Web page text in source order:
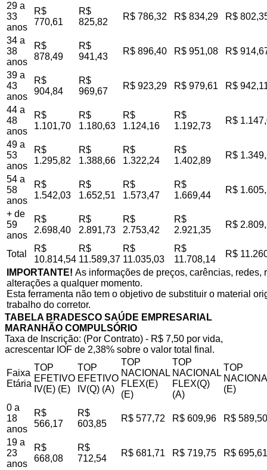
29 a
33
anos
R$
770,61
R$
825,82
R$ 786,32 R$ 834,29 R$
34 a
38
anos
R$
878,49
R$
941,43
R$ 896,40 R$ 951,08 R$
39 a
43
anos
R$
904,84
R$
969,67
R$ 923,29 R$ 979,61 R$
44 a
48
anos
R$
1.101,70
R$
1.180,63
R$
1.124,16
R$
1.192,73
R$
49 a
53
anos
R$
1.295,82
R$
1.388,66
R$
1.322,24
R$
1.402,89
R$
54 a
58
anos
R$
1.542,03
R$
1.652,51
R$
1.573,47
R$
1.669,44
R$
+ de
59
anos
R$
2.698,40
R$
2.891,73
R$
2.753,42
R$
2.921,35
R$
Total
R$
10.814,54
R$
11.589,37
R$
11.035,03
R$
11.708,14
R$
IMPORTANTE! As informações de preços, carências,
alterações a qualquer momento.
Esta ferramenta não tem o objetivo de substituir o material
trabalho do corretor.
TABELA BRADESCO SAÚDE EMPRESARIAL
MARANHÃO COMPULSÓRIO
Taxa de Inscrição: (Por Contrato) - R$ 7,50 por vida,
acrescentar IOF de 2,38% sobre o valor total final.
Faixa
Etária
TOP
EFETIVO
IV(E) (E)
TOP
EFETIVO
IV(Q) (A)
TOP
NACIONAL
FLEX(E)
(E)
TOP
NACIONAL
FLEX(Q)
(A)
TOP
(E)
0 a
18
anos
R$
566,17
R$
603,85
R$ 577,72 R$ 609,96 R$ 589,50
19 a
23
anos
R$
668,08
R$
712,54
R$ 681,71 R$ 719,75 R$ 695,61